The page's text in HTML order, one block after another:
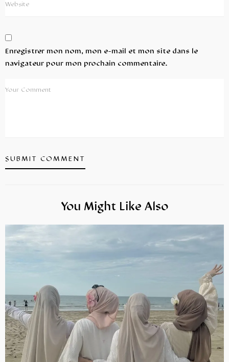
Enregistrer mon nom, mon e-mail et mon site dans le
navigateur pour mon prochain commentaire.
You Might Like Also